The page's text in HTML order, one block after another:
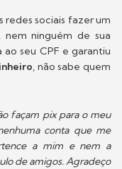
redes sociais fazer um
ninguém de sua
seu CPF e garantiu
, não sabe quem
façam pix para o meu
conta que me
a mim e nem a
de amigos. Agradeço